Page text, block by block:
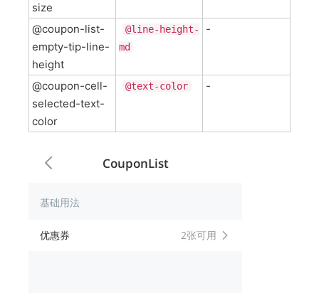
size
@coupon-list-
empty-tip-line-
height
@line-height-
md
-
@coupon-cell-
selected-text-
color
@text-color -